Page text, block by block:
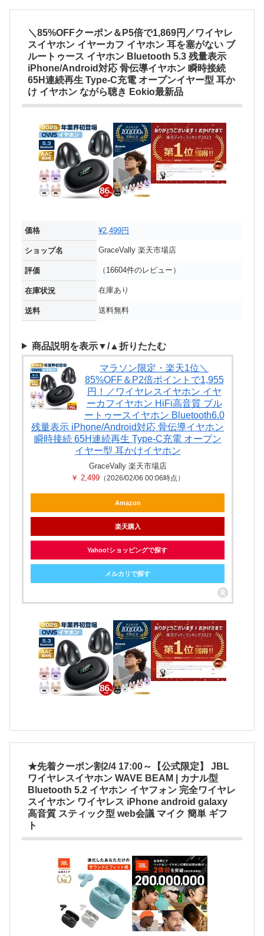
＼85%OFFクーポン＆P5倍で1,869円／ワイヤレ
スイヤホン イヤーカフ イヤホン 耳を塞がない ブ
ルートゥース イヤホン Bluetooth 5.3 残量表示
iPhone/Android対応 骨伝導イヤホン 瞬時接続
65H連続再生 Type‐C充電 オープンイヤー型 耳か
け イヤホン ながら聴き Eokio最新品
価格 ¥2,499円
ショップ名 GraceVally 楽天市場店
評価 （16604件のレビュー）
在庫状況 在庫あり
送料 送料無料
商品説明を表示▼/▲折りたたむ
マラソン限定・楽天1位＼
85%OFF＆P2倍ポイントで1,955
円！／ワイヤレスイヤホン イヤ
ーカフイヤホン HiFi高音質 ブル
ートゥースイヤホン Bluetooth6.0
残量表示 iPhone/Android対応 骨伝導イヤホン
瞬時接続 65H連続再生 Type‐C充電 オープン
イヤー型 耳かけイヤホン
GraceVally 楽天市場店
￥ 2,499 （2026/02/06 00:06時点）
Amazon
楽天購入
Yahoo!ショッピングで探す
メルカリで探す
★先着クーポン割2/4 17:00～【公式限定】 JBL
ワイヤレスイヤホン WAVE BEAM | カナル型
Bluetooth 5.2 イヤホン イヤフォン 完全ワイヤレ
スイヤホン ワイヤレス iPhone android galaxy
高音質 スティック型 web会議 マイク 簡単 ギフ
ト